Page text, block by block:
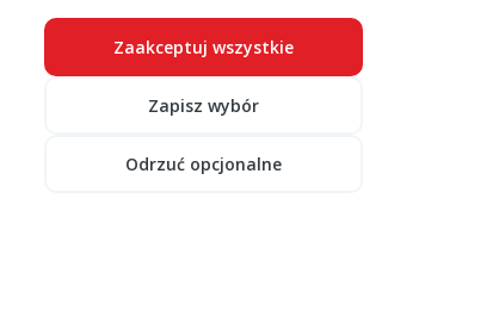
Zaakceptuj wszystkie
Zapisz wybór
Odrzuć opcjonalne